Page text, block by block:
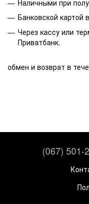
Наличными при
Банковской картой
Через кассу или
Приватбанк.
обмен и возврат в
(067) 501-